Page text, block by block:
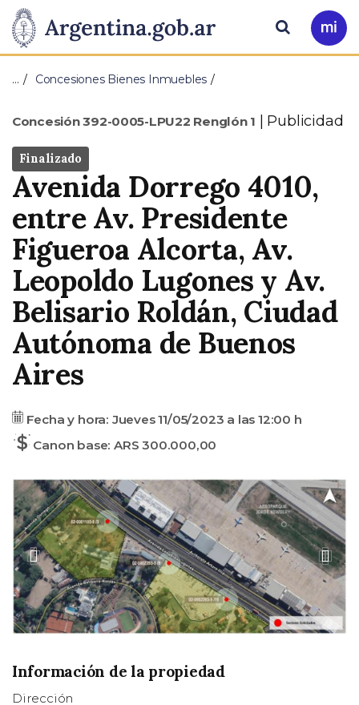
Presidencia
de
Nación
Pasar al contenido principal
Ir
a
Buscar
… Concesiones Bienes Inmuebles
Concesión 392-0005-LPU22 Renglón 1 Tipo
Publicidad
Estado
Finalizado
Dirección
Avenida Dorrego 4010,
entre Av. Presidente
Figueroa Alcorta, Av.
Leopoldo Lugones y Av.
Belisario Roldán, Ciudad
Autónoma de Buenos
Aires
Fecha
Fecha y hora: Jueves 11/05/2023 a las 12:00 h
Precio
base
Canon base: ARS 300.000,00
A
n
t
e
r
i
o
S
i
g
u
i
e
n
Información de la propiedad
Dirección